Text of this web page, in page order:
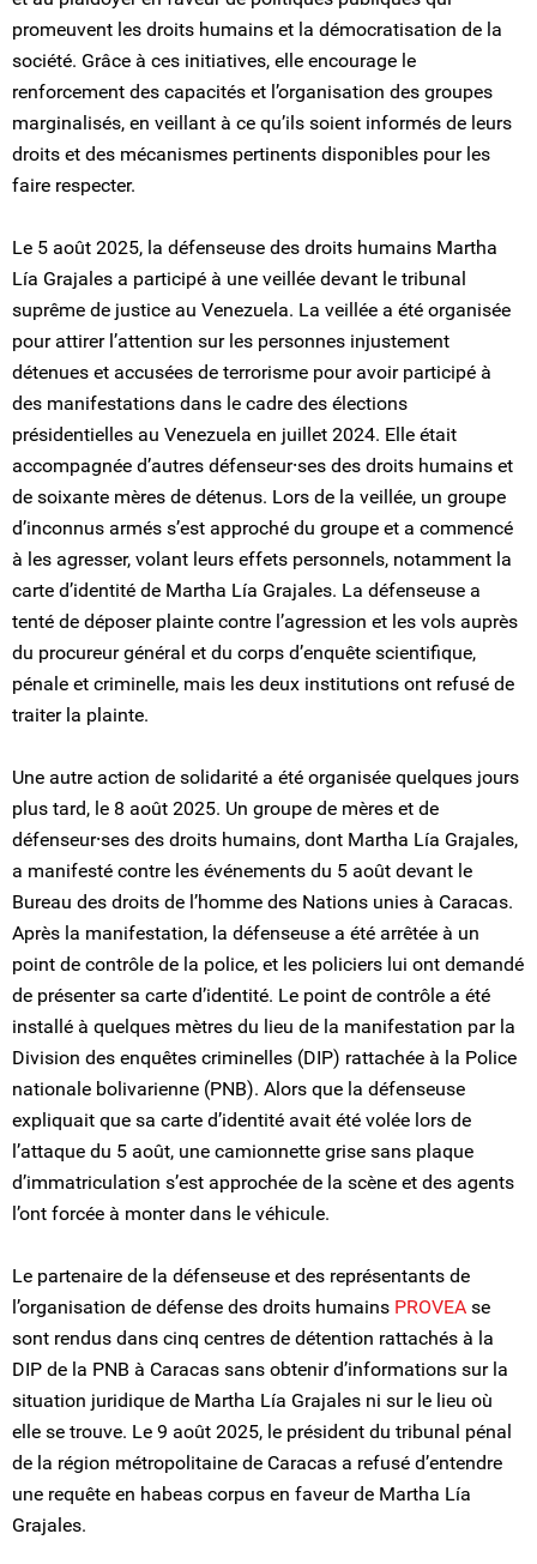
promeuvent les droits humains et la démocratisation de la
société. Grâce à ces initiatives, elle encourage le
renforcement des capacités et l’organisation des groupes
marginalisés, en veillant à ce qu’ils soient informés de leurs
droits et des mécanismes pertinents disponibles pour les
faire respecter.
Le 5 août 2025, la défenseuse des droits humains Martha
Lía Grajales a participé à une veillée devant le tribunal
suprême de justice au Venezuela. La veillée a été organisée
pour attirer l’attention sur les personnes injustement
détenues et accusées de terrorisme pour avoir participé à
des manifestations dans le cadre des élections
présidentielles au Venezuela en juillet 2024. Elle était
accompagnée d’autres défenseur⸱ses des droits humains et
de soixante mères de détenus. Lors de la veillée, un groupe
d’inconnus armés s’est approché du groupe et a commencé
à les agresser, volant leurs effets personnels, notamment la
carte d’identité de Martha Lía Grajales. La défenseuse a
tenté de déposer plainte contre l’agression et les vols auprès
du procureur général et du corps d’enquête scientifique,
pénale et criminelle, mais les deux institutions ont refusé de
traiter la plainte.
Une autre action de solidarité a été organisée quelques jours
plus tard, le 8 août 2025. Un groupe de mères et de
défenseur⸱ses des droits humains, dont Martha Lía Grajales,
a manifesté contre les événements du 5 août devant le
Bureau des droits de l’homme des Nations unies à Caracas.
Après la manifestation, la défenseuse a été arrêtée à un
point de contrôle de la police, et les policiers lui ont demandé
de présenter sa carte d’identité. Le point de contrôle a été
installé à quelques mètres du lieu de la manifestation par la
Division des enquêtes criminelles (DIP) rattachée à la Police
nationale bolivarienne (PNB). Alors que la défenseuse
expliquait que sa carte d’identité avait été volée lors de
l’attaque du 5 août, une camionnette grise sans plaque
d’immatriculation s’est approchée de la scène et des agents
l’ont forcée à monter dans le véhicule.
Le partenaire de la défenseuse et des représentants de
l’organisation de défense des droits humains PROVEA se
sont rendus dans cinq centres de détention rattachés à la
DIP de la PNB à Caracas sans obtenir d’informations sur la
situation juridique de Martha Lía Grajales ni sur le lieu où
elle se trouve. Le 9 août 2025, le président du tribunal pénal
de la région métropolitaine de Caracas a refusé d’entendre
une requête en habeas corpus en faveur de Martha Lía
Grajales.